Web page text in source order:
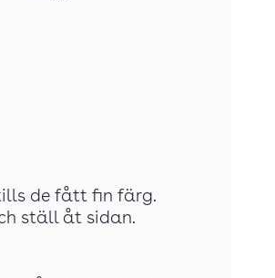
de fått fin färg.
ställ åt sidan.